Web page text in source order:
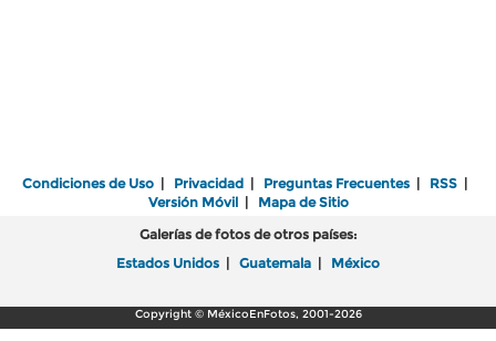
Condiciones de Uso | Privacidad | Preguntas Frecuentes | RSS |
Versión Móvil| Mapa de Sitio
Galerías de fotos de otros países:
Estados Unidos | Guatemala | México
Copyright © MéxicoEnFotos, 2001-2026